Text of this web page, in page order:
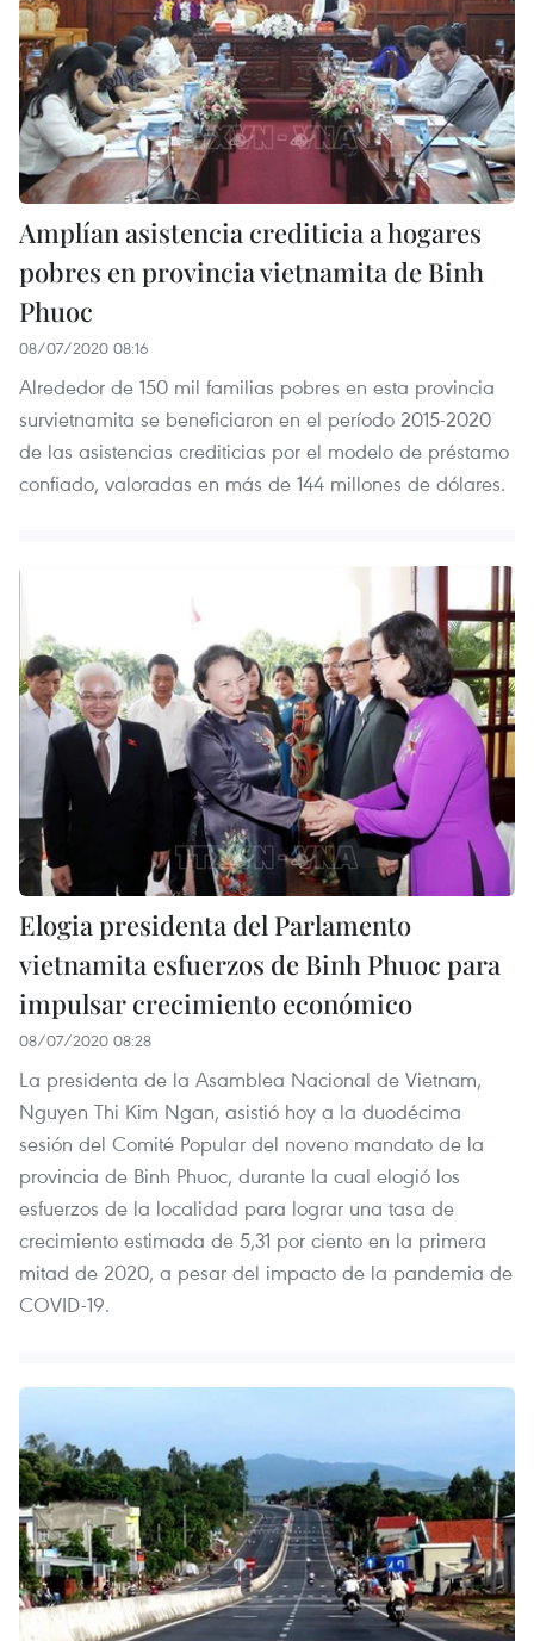
Amplían asistencia crediticia a hogares
pobres en provincia vietnamita de Binh
Phuoc
08/07/2020 08:16
Alrededor de 150 mil familias pobres en esta provincia
survietnamita se beneficiaron en el período 2015-2020
de las asistencias crediticias por el modelo de préstamo
confiado, valoradas en más de 144 millones de dólares.
Elogia presidenta del Parlamento
vietnamita esfuerzos de Binh Phuoc para
impulsar crecimiento económico
08/07/2020 08:28
La presidenta de la Asamblea Nacional de Vietnam,
Nguyen Thi Kim Ngan, asistió hoy a la duodécima
sesión del Comité Popular del noveno mandato de la
provincia de Binh Phuoc, durante la cual elogió los
esfuerzos de la localidad para lograr una tasa de
crecimiento estimada de 5,31 por ciento en la primera
mitad de 2020, a pesar del impacto de la pandemia de
COVID-19.